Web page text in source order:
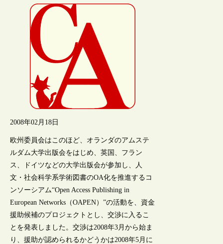
2008年02月18日
欧州委員会はこのほど、オランダのアムステ
ルダム大学出版会をはじめ、英国、フラン
ス、ドイツなどの大学出版会が参加し、人
文・社会科学系学術図書のOA化を推進するコ
ンソーシアム“Open Access Publishing in
European Networks（OAPEN）”の活動を、資金
援助候補のプロジェクトとし、交渉に入るこ
とを発表しました。交渉は2008年3月から始ま
り、援助が認められるかどうかは2008年5月に